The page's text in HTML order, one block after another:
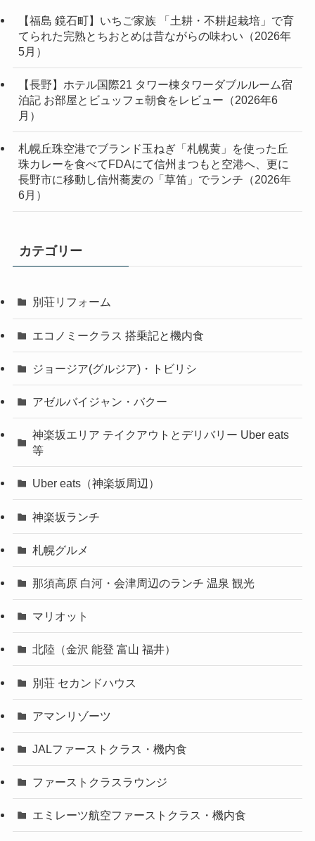
【福島 鏡石町】いちご家族 「土耕・不耕起栽培」で育
てられた完熟とちおとめは昔ながらの味わい（2026年
5月）
【長野】ホテル国際21 タワー棟タワーダブルルーム宿
泊記 お部屋とビュッフェ朝食をレビュー（2026年6
月）
札幌丘珠空港でブランド玉ねぎ「札幌黄」を使った丘
珠カレーを食べてFDAにて信州まつもと空港へ、更に
長野市に移動し信州蕎麦の「草笛」でランチ（2026年
6月）
カテゴリー
別荘リフォーム
エコノミークラス 搭乗記と機内食
ジョージア(グルジア)・トビリシ
アゼルバイジャン・バクー
神楽坂エリア テイクアウトとデリバリー Uber eats
等
Uber eats（神楽坂周辺）
神楽坂ランチ
札幌グルメ
那須高原 白河・会津周辺のランチ 温泉 観光
マリオット
北陸（金沢 能登 富山 福井）
別荘 セカンドハウス
アマンリゾーツ
JALファーストクラス・機内食
ファーストクラスラウンジ
エミレーツ航空ファーストクラス・機内食